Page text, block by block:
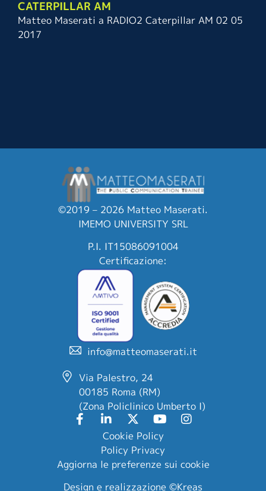
CATERPILLAR AM
Matteo Maserati a RADIO2 Caterpillar AM 02 05
2017
©2019 – 2026 Matteo Maserati.
IMEMO UNIVERSITY SRL
P.I. IT15086091004
info@matteomaserati.it
Via Palestro, 24
00185 Roma (RM)
(Zona Policlinico Umberto I)
Certificazione:
Cookie Policy
Policy Privacy
Aggiorna le preferenze sui cookie
Design e realizzazione ©Kreas